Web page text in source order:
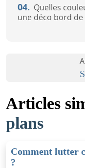
04. Quelles
une déco bord
Articles
plans
Comment lutter
?